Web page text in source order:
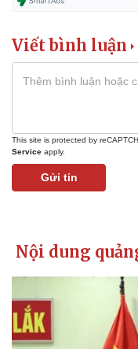
Viết bình luận
This site is protected by
Service apply.
Gửi tin